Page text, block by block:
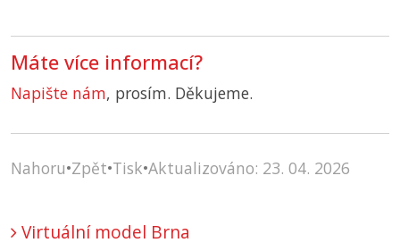
Máte více informací?
Napište nám, prosím. Děkujeme.
Nahoru•Zpět•Tisk•Aktualizováno: 23. 04. 2026
Virtuální model Brna